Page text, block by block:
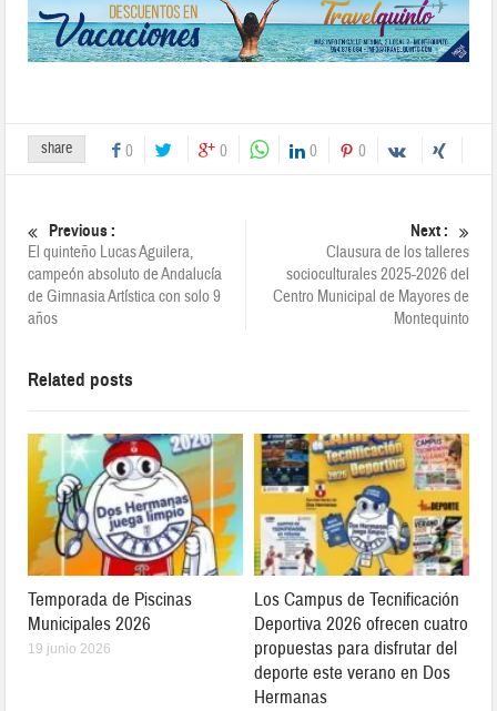
share 0 0 0 0
Previous :
El quinteño Lucas Aguilera,
campeón absoluto de Andalucía
de Gimnasia Artística con solo 9
años
Next :
Clausura de los talleres
socioculturales 2025-2026 del
Centro Municipal de Mayores de
Montequinto
Related posts
Temporada de Piscinas
Municipales 2026
19 junio 2026
Los Campus de Tecnificación
Deportiva 2026 ofrecen cuatro
propuestas para disfrutar del
deporte este verano en Dos
Hermanas